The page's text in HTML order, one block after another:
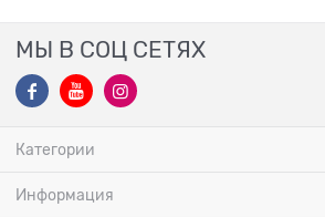
МЫ В СОЦ СЕТЯХ
Категории
Информация